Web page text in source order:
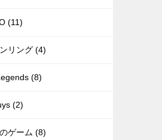
(11)
リング (4)
(8)
(2)
ゲーム (8)